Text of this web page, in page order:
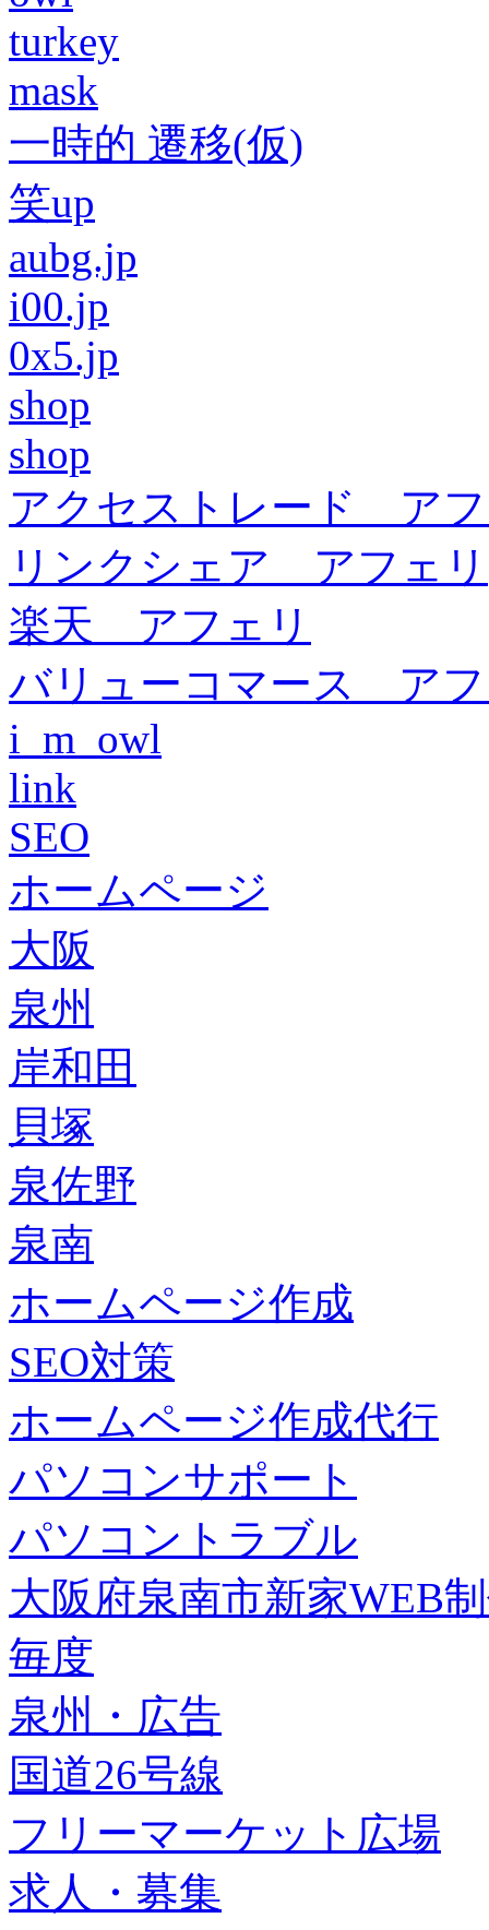
turkey
mask
一時的 遷移(仮)
笑up
aubg.jp
i00.jp
0x5.jp
shop
shop
アクセストレード ア
リンクシェア アフェリ
楽天 アフェリ
バリューコマース ア
i_m_owl
link
SEO
ホームページ
大阪
泉州
岸和田
貝塚
泉佐野
泉南
ホームページ作成
SEO対策
ホームページ作成代行
パソコンサポート
パソコントラブル
大阪府泉南市新家WEB
毎度
泉州・広告
国道26号線
フリーマーケット広場
求人・募集